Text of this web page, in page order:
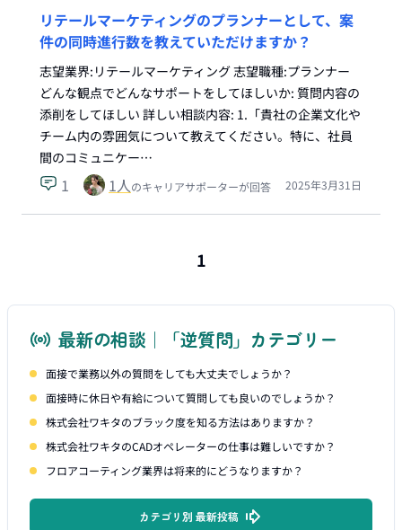
リテールマーケティングのプランナーとして、案
件の同時進行数を教えていただけますか？
志望業界:リテールマーケティング 志望職種:プランナー
どんな観点でどんなサポートをしてほしいか: 質問内容の
添削をしてほしい 詳しい相談内容: 1.「貴社の企業文化や
チーム内の雰囲気について教えてください。特に、社員
間のコミュニケー…
1 1人のキャリアサポーターが回答 2025年3月31日
1
最新の相談｜「逆質問」カテゴリー
面接で業務以外の質問をしても大丈夫でしょうか？
面接時に休日や有給について質問しても良いのでしょうか？
株式会社ワキタのブラック度を知る方法はありますか？
株式会社ワキタのCADオペレーターの仕事は難しいですか？
フロアコーティング業界は将来的にどうなりますか？
カテゴリ別 最新投稿